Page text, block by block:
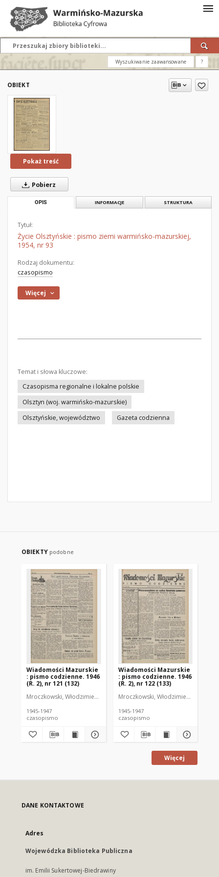
Wyszukiwanie zaawansowane ?
OBIEKT
Pokaż treść
Pobierz
OPIS INFORMACJE STRUKTURA
Tytuł:
Życie Olsztyńskie : pismo ziemi warmińsko-mazurskiej,
1954, nr 93
Rodzaj dokumentu:
czasopismo
Więcej
Temat i słowa kluczowe:
Czasopisma regionalne i lokalne polskie
Olsztyn (woj. warmińsko-mazurskie)
Olsztyńskie, województwo
Gazeta codzienna
OBIEKTY podobne
Wiadomości Mazurskie
: pismo codzienne. 1946
(R. 2), nr 121 (132)
Mroczkowski, Włodzimierz (1902-1971). Redaktor
1945-1947
czasopismo
Wiadomości Mazurskie
: pismo codzienne. 1946
(R. 2), nr 122 (133)
Mroczkowski, Włodzimierz (1902-
1945-1947
czasopismo
Więcej
DANE KONTAKTOWE
Adres
Wojewódzka Biblioteka Publiczna
im. Emilii Sukertowej-Biedrawiny